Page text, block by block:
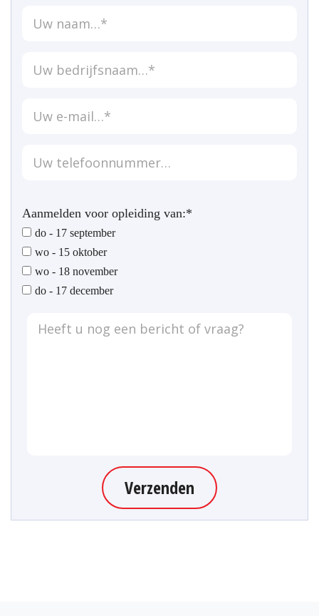
Aanmelden voor opleiding van:*
do - 17 september
wo - 15 oktober
wo - 18 november
do - 17 december
Verzenden